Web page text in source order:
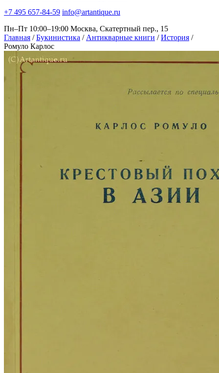
+7 495 657-84-59 info@artantique.ru
Пн–Пт 10:00–19:00 Москва, Скатертный пер., 15
Главная / Букинистика / Антикварные книги / История /
Ромуло Карлос